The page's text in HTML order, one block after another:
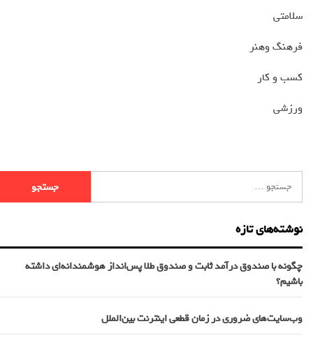
سلامتی
فرهنگ وهنر
کسب و کار
ورزشی
نوشته‌های تازه
چگونه با صندوق درآمد ثابت و صندوق طلا پس‌انداز هوشمندانه‌ای داشته
باشیم؟
وب‌سایت‌های ضروری در زمان قطعی اینترنت بین‌الملل